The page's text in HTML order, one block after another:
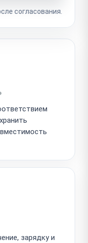
согласования.
зарядку и